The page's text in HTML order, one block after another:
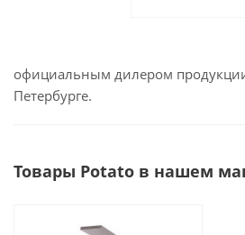
официальным дилером
Петербурге.
Товары Potato в нашем